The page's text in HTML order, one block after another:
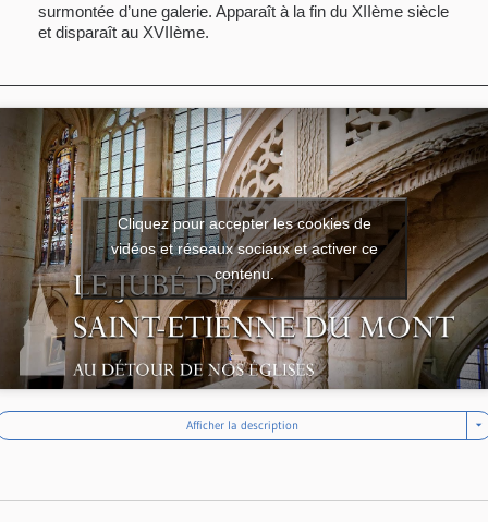
surmontée d’une galerie. Apparaît à la fin du XIIème siècle
et disparaît au XVIIème.
Cliquez pour accepter les cookies de
vidéos et réseaux sociaux et activer ce
contenu.
Afficher la description